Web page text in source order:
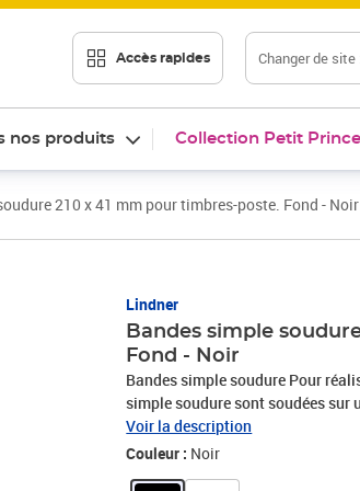
Accès rapides Changer de site
nos produits Collection Petit Prince
210 x 41 mm pour timbres-poste. Fond - Noir
Lindner
Bandes simple
Fond - Noir
Bandes simple soudure Pour
simple soudure sont soudées sur
maintenu par la soudure de base
support: album, pages neutres,
Voir la description
Couleur : Noir
Prix barré 10,50 €
Prix 8,40€